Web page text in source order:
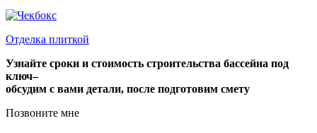
Отделка плиткой
Узнайте сроки и стоимость строительства бассейна под
ключ–
обсудим с вами детали, после подготовим смету
Позвоните мне